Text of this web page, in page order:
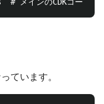
ています。